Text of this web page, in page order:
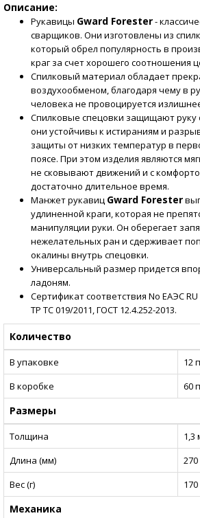
Описание:
Рукавицы Gward Forester-
сварщиков. Они изготовлены из
который обрел популярность в
краг за счет хорошего соотношения
Спилковый материал обладает
воздухообменом, благодаря чему в
человека не провоцируется
Спилковые спецовки защищают руку
они устойчивы к истираниям и
защиты от низких температур в
поясе. При этом изделия являются
не сковывают движений и с
достаточно длительное время.
Манжет рукавиц Gward Forester
удлиненной краги, которая не
манипуляции руки. Он оберегает
нежелательных ран и сдерживает
окалины внутрь спецовки.
Универсальный размер придется
ладоням.
Сертификат соответствия No ЕАЭС RU
ТР ТС 019/2011, ГОСТ 12.4.252-2013.
Количество
В упаковке
12
В коробке
60
Размеры
Толщина
1,3
Длина (мм)
270
Вес (г)
170
Механика